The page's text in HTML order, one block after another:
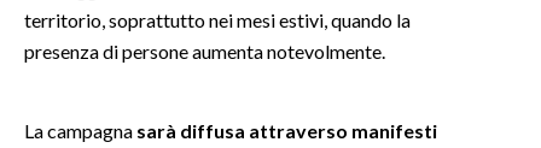
SARDI NEL MONDO
EVENTI
territorio, soprattutto nei mesi estivi, quando la
presenza di persone aumenta notevolmente.
La campagna sarà diffusa attraverso manifesti